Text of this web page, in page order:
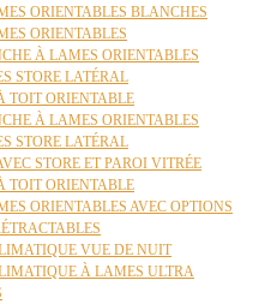
ORIENTABLES BLANCHES
ORIENTABLES
À LAMES ORIENTABLES
STORE LATÉRAL
TOIT ORIENTABLE
À LAMES ORIENTABLES
STORE LATÉRAL
STORE ET PAROI VITRÉE
TOIT ORIENTABLE
ORIENTABLES AVEC OPTIONS
VUE DE NUIT
À LAMES ULTRA